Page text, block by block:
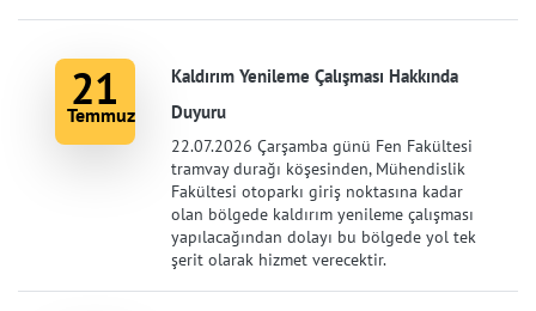
21
Temmuz
Kaldırım Yenileme Çalışması Hakkında
Duyuru
22.07.2026 Çarşamba günü Fen Fakültesi
tramvay durağı köşesinden, Mühendislik
Fakültesi otoparkı giriş noktasına kadar
olan bölgede kaldırım yenileme çalışması
yapılacağından dolayı bu bölgede yol tek
şerit olarak hizmet verecektir.